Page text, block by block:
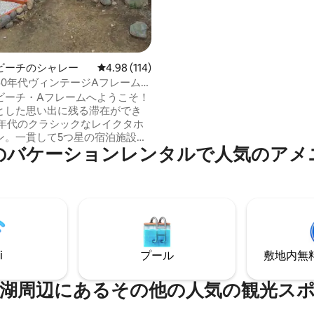
ーチのシャレー レビュー114件、5つ星中4.98つ星の平均評価
4.98 (114)
年代ヴィンテージAフレームハ
過ごそう
ーチ・Aフレームへようこそ！
した思い出に残る滞在ができ
代のクラシックなレイクタホ
。一貫して5つ星の宿泊施設！
リゾートに近いです！ ✨大人
様4名様まで宿泊可能です フ
高速Wi-Fi （600 Mbps ） ✨キ
✨静かなエリア/森の裏側
バ⁠ケ⁠ー⁠シ⁠ョ⁠ン⁠レ⁠ン⁠タ⁠ル⁠で人⁠気⁠のア⁠メ⁠
プール 敷地内無
周⁠辺⁠に⁠あ⁠るそ⁠の⁠他⁠の人⁠気⁠の観⁠光⁠ス⁠